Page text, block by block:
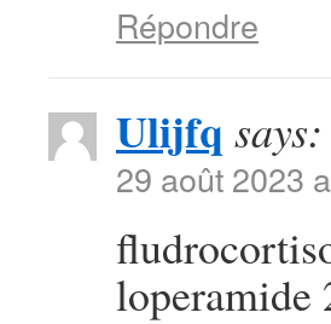
Répondre
Ulijfq says:
29 août 2023
loperamide